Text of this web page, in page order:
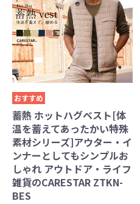
おすすめ
蓄熱 ホットハグベスト[体
温を蓄えてあったかい特殊
素材シリーズ]アウター・イ
ンナーとしてもシンプルお
しゃれ アウトドア・ライフ
雑貨のCARESTAR ZTKN-
BES